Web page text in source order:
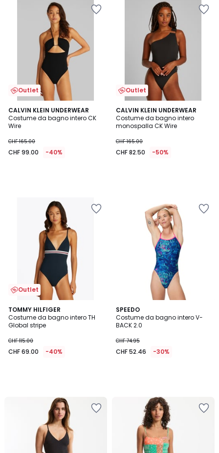
Outlet
CALVIN KLEIN UNDERWEAR
Costume da bagno intero CK
Wire
CHF 165.00
CHF 99.00 -40%
Outlet
CALVIN KLEIN UNDERWEAR
Costume da bagno intero
monospalla CK Wire
CHF 165.00
CHF 82.50 -50%
Outlet
TOMMY HILFIGER
Costume da bagno intero TH
Global stripe
CHF 115.00
CHF 69.00 -40%
SPEEDO
Costume da bagno intero V-
BACK 2.0
CHF 74.95
CHF 52.46 -30%